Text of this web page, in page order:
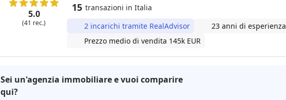
5.0
(41 rec.)
15 transazioni in Italia
2 incarichi tramite RealAdvisor
23 anni di esperienza
Prezzo medio di vendita 145k EUR
Sei un'agenzia immobiliare e vuoi comparire
qui?